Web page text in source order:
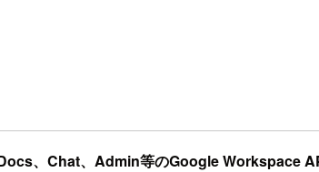
、Chat、Admin等のGoogle Workspace